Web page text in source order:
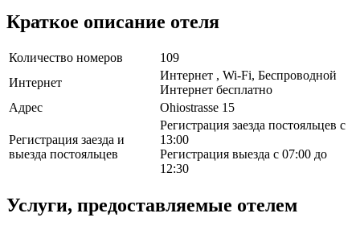
Краткое описание отеля
Количество номеров
109
Интернет
Интернет , Wi-Fi, Беспроводной
Интернет бесплатно
Адрес
Ohiostrasse 15
Регистрация заезда и
выезда постояльцев
Регистрация заезда постояльцев с
13:00
Регистрация выезда с 07:00 до
12:30
Услуги, предоставляемые отелем